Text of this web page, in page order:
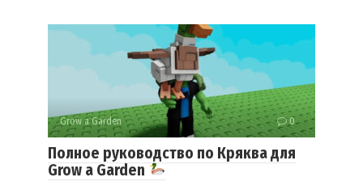
Grow a Garden 0
Полное руководство по Кряква для
Grow a Garden